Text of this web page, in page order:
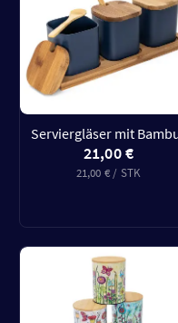
Serviergläser mit
21,00 €
21,00 € / STK